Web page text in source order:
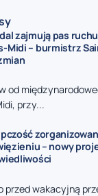
zajmują pas
Midi – burmistrz
od
przy...
– nowy
przed wakacyjną